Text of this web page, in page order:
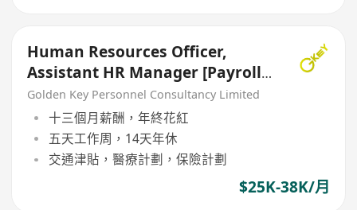
Human Resources Officer,
Assistant HR Manager [Payroll]
[5 Days Work}
Golden Key Personnel Consultancy Limited
十三個月薪酬，年終花紅
五天工作周，14天年休
交通津貼，醫療計劃，保險計劃
$25K-38K/月